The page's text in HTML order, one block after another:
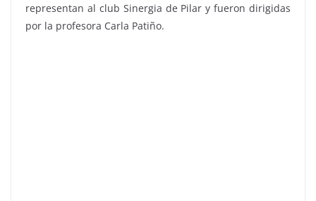
representan al club Sinergia de Pilar y fueron dirigidas
por la profesora Carla Patiño.